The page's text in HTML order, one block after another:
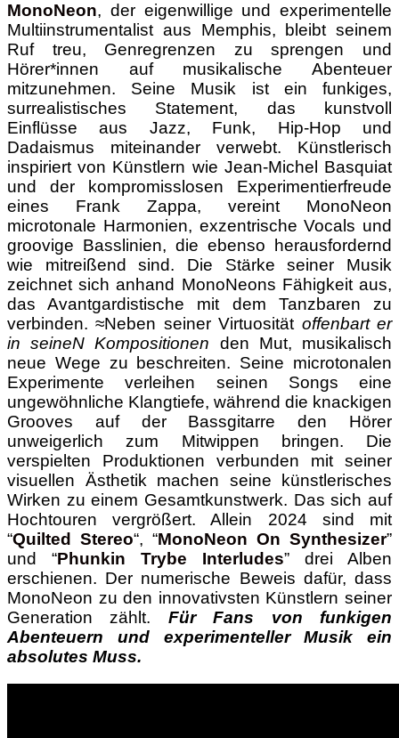
MonoNeon, der eigenwillige und experimentelle
Multiinstrumentalist aus Memphis, bleibt seinem
Ruf treu, Genregrenzen zu sprengen und
Hörer*innen auf musikalische Abenteuer
mitzunehmen. Seine Musik ist ein funkiges,
surrealistisches Statement, das kunstvoll
Einflüsse aus Jazz, Funk, Hip-Hop und
Dadaismus miteinander verwebt. Künstlerisch
inspiriert von Künstlern wie Jean-Michel Basquiat
und der kompromisslosen Experimentierfreude
eines Frank Zappa, vereint MonoNeon
microtonale Harmonien, exzentrische Vocals und
groovige Basslinien, die ebenso herausfordernd
wie mitreißend sind. Die Stärke seiner Musik
zeichnet sich anhand MonoNeons Fähigkeit aus,
das Avantgardistische mit dem Tanzbaren zu
verbinden. ≈Neben seiner Virtuosität offenbart er
in seineN Kompositionen den Mut, musikalisch
neue Wege zu beschreiten. Seine microtonalen
Experimente verleihen seinen Songs eine
ungewöhnliche Klangtiefe, während die knackigen
Grooves auf der Bassgitarre den Hörer
unweigerlich zum Mitwippen bringen. Die
verspielten Produktionen verbunden mit seiner
visuellen Ästhetik machen seine künstlerisches
Wirken zu einem Gesamtkunstwerk. Das sich auf
Hochtouren vergrößert. Allein 2024 sind mit
“Quilted Stereo“, “MonoNeon On Synthesizer”
und “Phunkin Trybe Interludes” drei Alben
erschienen. Der numerische Beweis dafür, dass
MonoNeon zu den innovativsten Künstlern seiner
Generation zählt. Für Fans von funkigen
Abenteuern und experimenteller Musik ein
absolutes Muss.